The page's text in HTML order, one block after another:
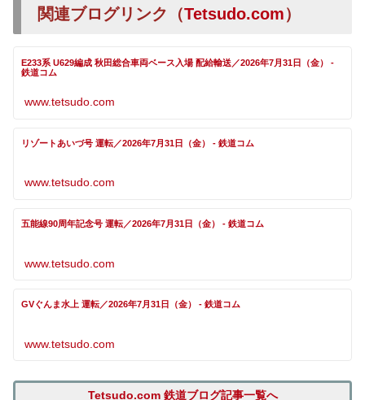
関連ブログリンク（Tetsudo.com）
E233系 U629編成 秋田総合車両ベース入場 配給輸送／2026年7月31日（金） -
鉄道コム
www.tetsudo.com
リゾートあいづ号 運転／2026年7月31日（金） - 鉄道コム
www.tetsudo.com
五能線90周年記念号 運転／2026年7月31日（金） - 鉄道コム
www.tetsudo.com
GVぐんま水上 運転／2026年7月31日（金） - 鉄道コム
www.tetsudo.com
Tetsudo.com 鉄道ブログ記事一覧へ